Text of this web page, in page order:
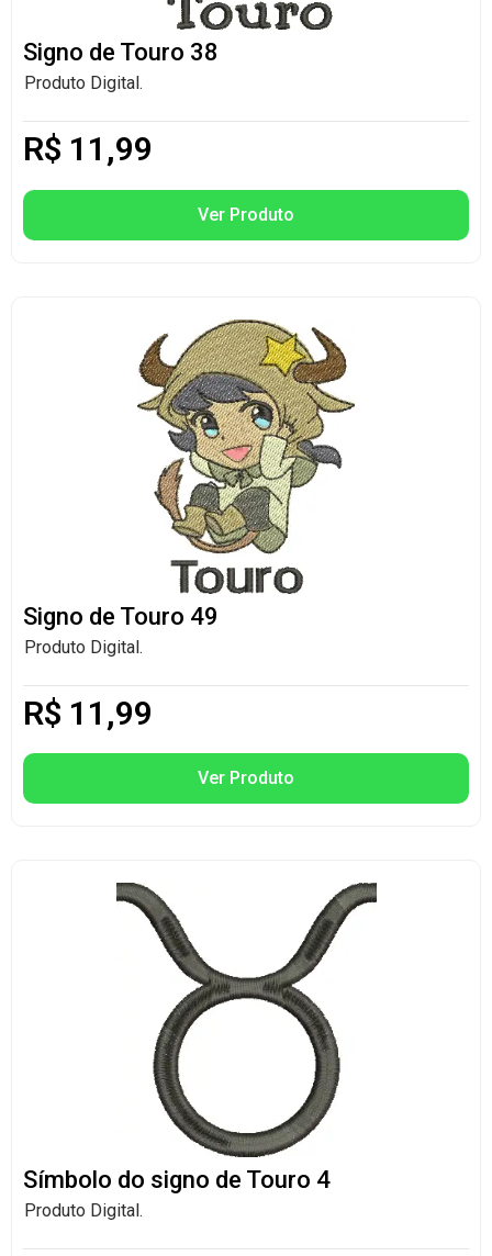
Signo de Touro 38
Produto Digital.
R$ 11,99
Ver Produto
Signo de Touro 49
Produto Digital.
R$ 11,99
Ver Produto
Símbolo do signo de Touro 4
Produto Digital.